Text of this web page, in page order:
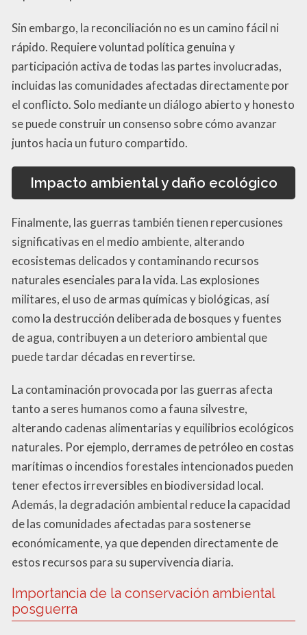
Sin embargo, la reconciliación no es un camino fácil ni
rápido. Requiere voluntad política genuina y
participación activa de todas las partes involucradas,
incluidas las comunidades afectadas directamente por
el conflicto. Solo mediante un diálogo abierto y honesto
se puede construir un consenso sobre cómo avanzar
juntos hacia un futuro compartido.
Impacto ambiental y daño ecológico
Finalmente, las guerras también tienen repercusiones
significativas en el medio ambiente, alterando
ecosistemas delicados y contaminando recursos
naturales esenciales para la vida. Las explosiones
militares, el uso de armas químicas y biológicas, así
como la destrucción deliberada de bosques y fuentes
de agua, contribuyen a un deterioro ambiental que
puede tardar décadas en revertirse.
La contaminación provocada por las guerras afecta
tanto a seres humanos como a fauna silvestre,
alterando cadenas alimentarias y equilibrios ecológicos
naturales. Por ejemplo, derrames de petróleo en costas
marítimas o incendios forestales intencionados pueden
tener efectos irreversibles en biodiversidad local.
Además, la degradación ambiental reduce la capacidad
de las comunidades afectadas para sostenerse
económicamente, ya que dependen directamente de
estos recursos para su supervivencia diaria.
Importancia de la conservación ambiental
posguerra